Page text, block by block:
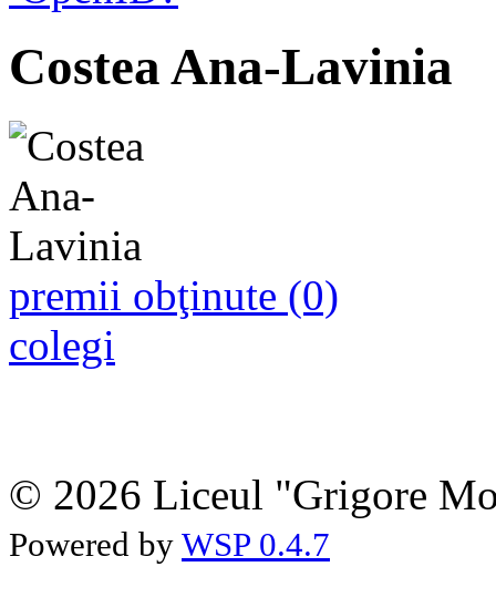
Costea Ana-Lavinia
premii obţinute (0)
colegi
© 2026 Liceul "Grigore
Powered by WSP 0.4.7